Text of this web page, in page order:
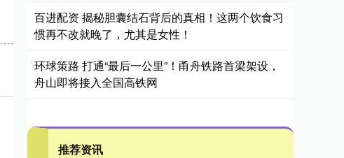
百进配资 揭秘胆囊结石背后的真相！这两个饮食习
惯再不改就晚了，尤其是女性！
环球策路 打通“最后一公里”！甬舟铁路首梁架设，
舟山即将接入全国高铁网
推荐资讯